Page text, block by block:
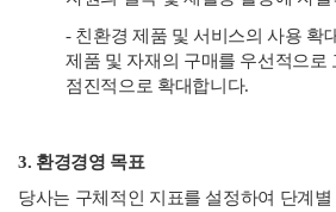
- 친환경 제품 및 서비스의 사용 확
제품 및 자재의 구매를 우선적으로
점진적으로 확대합니다.
3. 환경경영 목표
당사는 구체적인 지표를 설정하여 단계